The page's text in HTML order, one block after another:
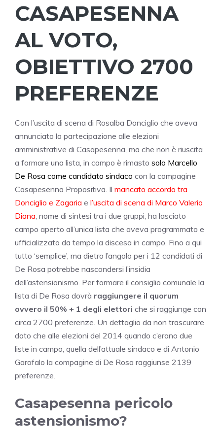
CASAPESENNA
AL VOTO,
OBIETTIVO 2700
PREFERENZE
Con l’uscita di scena di Rosalba Donciglio che aveva
annunciato la partecipazione alle elezioni
amministrative di Casapesenna, ma che non è riuscita
a formare una lista, in campo è rimasto solo Marcello
De Rosa come candidato sindaco con la compagine
Casapesenna Propositiva. Il mancato accordo tra
Donciglio e Zagaria e l’uscita di scena di Marco Valerio
Diana, nome di sintesi tra i due gruppi, ha lasciato
campo aperto all’unica lista che aveva programmato e
ufficializzato da tempo la discesa in campo. Fino a qui
tutto ‘semplice’, ma dietro l’angolo per i 12 candidati di
De Rosa potrebbe nascondersi l’insidia
dell’astensionismo. Per formare il consiglio comunale la
lista di De Rosa dovrà raggiungere il quorum
ovvero il 50% + 1 degli elettori che si raggiunge con
circa 2700 preferenze. Un dettaglio da non trascurare
dato che alle elezioni del 2014 quando c’erano due
liste in campo, quella dell’attuale sindaco e di Antonio
Garofalo la compagine di De Rosa raggiunse 2139
preferenze.
Casapesenna pericolo
astensionismo?